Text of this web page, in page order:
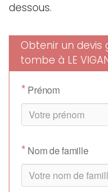
dessous.
Obtenir un
tombe à LE
* Prénom
* Nom de famille